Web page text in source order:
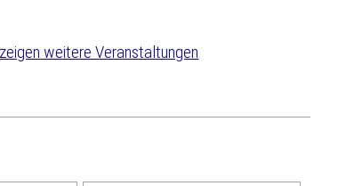
weitere Veranstaltungen